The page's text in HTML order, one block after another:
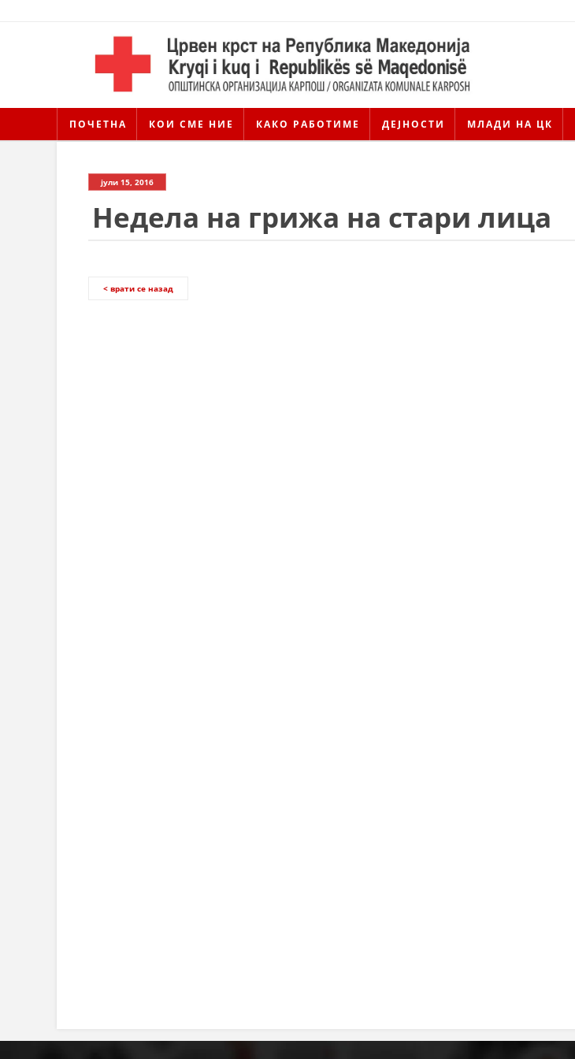
ПОЧЕТНА КОИ СМЕ НИЕ КАКО РАБОТИМЕ ДЕЈНОСТИ МЛАДИ НА ЦК
јули 15, 2016
Недела на грижа на стари лица
< врати се назад